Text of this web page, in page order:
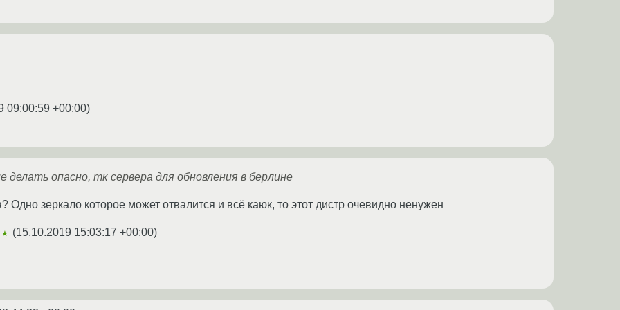
09:00:59 +00:00)
делать опасно, тк сервера для обновления в берлине
Одно зеркало которое может отвалится и всё каюк, то этот дистр очевидно ненужен
(15.10.2019 15:03:17 +00:00)